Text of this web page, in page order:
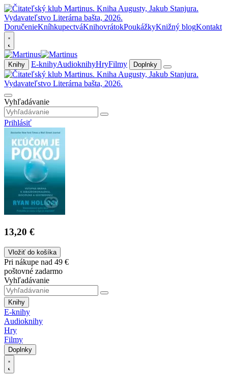
DoručenieKníhkupectváKnihovrátokPoukážkyKnižný blogKontakt
Knihy E-knihyAudioknihyHryFilmy Doplnky
Vyhľadávanie
Prihlásiť
13,20 €
Vložiť do košíka
Pri nákupe nad 49 €
poštovné zadarmo
Vyhľadávanie
Knihy
E-knihy
Audioknihy
Hry
Filmy
Doplnky